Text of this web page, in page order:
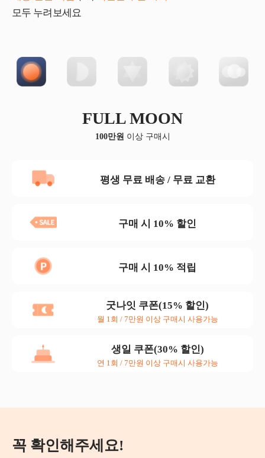
모두 누려보세요
FULL MOON
100만원 이상 구매시
평생 무료 배송 / 무료 교환
구매 시 10% 할인
구매 시 10% 적립
굿나잇 쿠폰(15% 할인)
월 1회 / 7만원 이상 구매시 사용가능
생일 쿠폰(30% 할인)
연 1회 / 7만원 이상 구매시 사용가능
꼭 확인해주세요!